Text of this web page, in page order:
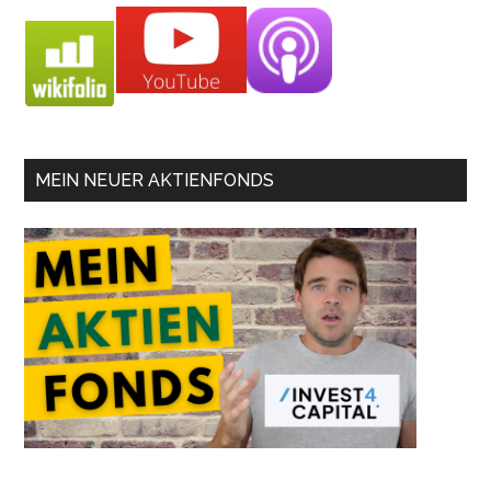
MEIN NEUER AKTIENFONDS